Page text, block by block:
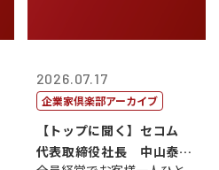
2026.07.17
企業家倶楽部アーカイブ
【トップに聞く】セコム
代表取締役社長 中山泰